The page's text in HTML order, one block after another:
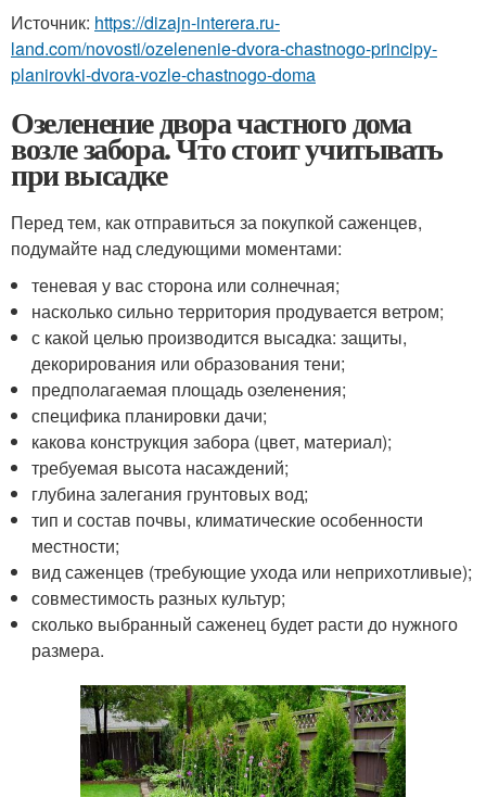
Источник: https://dizajn-interera.ru-
land.com/novosti/ozelenenie-dvora-chastnogo-principy-
planirovki-dvora-vozle-chastnogo-doma
Озеленение двора частного дома
возле забора. Что стоит учитывать
при высадке
Перед тем, как отправиться за покупкой саженцев,
подумайте над следующими моментами:
теневая у вас сторона или солнечная;
насколько сильно территория продувается ветром;
с какой целью производится высадка: защиты,
декорирования или образования тени;
предполагаемая площадь озеленения;
специфика планировки дачи;
какова конструкция забора (цвет, материал);
требуемая высота насаждений;
глубина залегания грунтовых вод;
тип и состав почвы, климатические особенности
местности;
вид саженцев (требующие ухода или неприхотливые);
совместимость разных культур;
сколько выбранный саженец будет расти до нужного
размера.